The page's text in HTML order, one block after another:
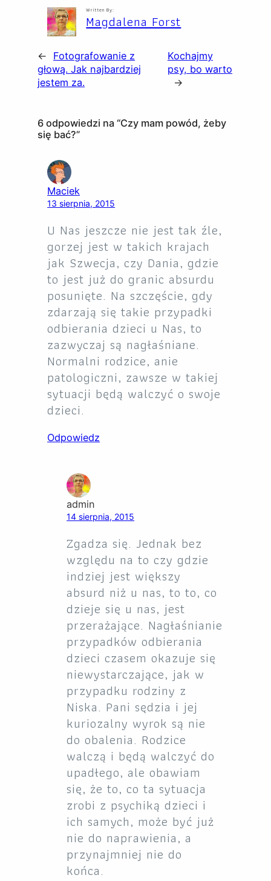
Written By:
Magdalena Forst
←
Fotografowanie z
głową. Jak najbardziej
jestem za.
Kochajmy
psy, bo warto
→
6 odpowiedzi na “Czy mam powód, żeby
się bać?”
Maciek
13 sierpnia, 2015
U Nas jeszcze nie jest tak źle,
gorzej jest w takich krajach
jak Szwecja, czy Dania, gdzie
to jest już do granic absurdu
posunięte. Na szczęście, gdy
zdarzają się takie przypadki
odbierania dzieci u Nas, to
zazwyczaj są nagłaśniane.
Normalni rodzice, anie
patologiczni, zawsze w takiej
sytuacji będą walczyć o swoje
dzieci.
Odpowiedz
admin
14 sierpnia, 2015
Zgadza się. Jednak bez
względu na to czy gdzie
indziej jest większy
absurd niż u nas, to to, co
dzieje się u nas, jest
przerażające. Nagłaśnianie
przypadków odbierania
dzieci czasem okazuje się
niewystarczające, jak w
przypadku rodziny z
Niska. Pani sędzia i jej
kuriozalny wyrok są nie
do obalenia. Rodzice
walczą i będą walczyć do
upadłego, ale obawiam
się, że to, co ta sytuacja
zrobi z psychiką dzieci i
ich samych, może być już
nie do naprawienia, a
przynajmniej nie do
końca.